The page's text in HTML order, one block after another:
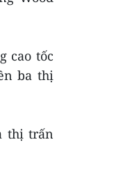
cao tốc
ba thị
thị trấn